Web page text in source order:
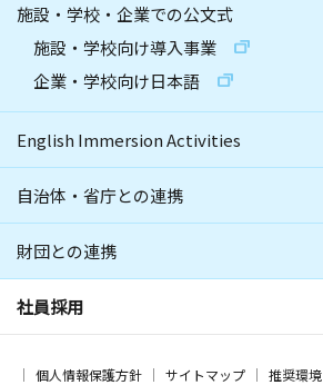
施設・学校・企業での公文式
施設・学校向け導入事業
企業・学校向け日本語
English Immersion Activities
自治体・省庁との連携
財団との連携
社員採用
個人情報保護方針 サイトマップ 推奨環境